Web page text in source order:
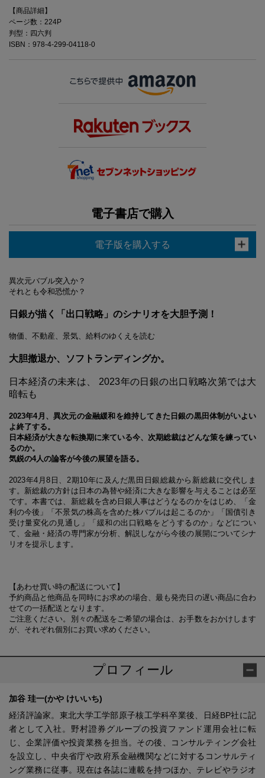
【商品詳細】
ページ数：224P
判型：四六判
ISBN：978-4-299-04118-0
電子書店で購入
電子版を購入する
異次元バブル突入か？
それとも令和恐慌か？
日銀が描く「出口戦略」のシナリオを大胆予測！
物価、不動産、景気、給料のゆくえを読む
大胆撤退か、ソフトランディングか。
日本経済の未来は、 2023年の日銀の出口戦略次第では大
暗転も
2023年4月、異次元の金融緩和を維持してきた日銀の黒田体制がいよい
よ終了する。
日本経済が大きな転換期に来ている今、次期総裁はどんな策を練ってい
るのか。
気鋭の4人の論客が今後の展望を語る。
2023年4月8日、2期10年に及んだ黒田日銀総裁から新総裁に交代しま
す。新総裁の方針は日本の為替や経済に大きな影響を与えることは必至
です。本書では、新総裁を含め日銀人事はどうなるのかをはじめ、「金
利の今後」「不景気の株高を含めた株バブルは起こるのか」「国債引き
受け量変化の見通し」「緩和の出口戦略をどうするのか」などについ
て、金融・経済の専門家が分析、解説しながら今後の展開についてシナ
リオを提示します。
【あわせ買い時の配送について】
予約商品と他商品を同時にお求めの場合、最も発売日の遅い商品に合わ
せての一括配送となります。
ご注意ください。別々の配送をご希望の場合は、お手数をおかけします
が、それぞれ個別にお買い求めください。
プロフィール
加谷 珪一(かや けいいち)
経済評論家。東北大学工学部原子核工学科卒業後、日経BP社に記
者として入社。野村證券グループの投資ファンド運用会社に転
じ、企業評価や投資業務を担当。その後、コンサルティング会社
を設立し、中央省庁や政府系金融機関などに対するコンサルティ
ング業務に従事。現在は各誌に連載を持つほか、テレビやラジオ